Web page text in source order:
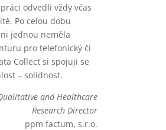
odvedli vždy včas
Po celou dobu
jednou neměla
pro telefonický či
Collect si spojuji se
– solidnost.
and Healthcare
Research Director
ppm factum, s.r.o.